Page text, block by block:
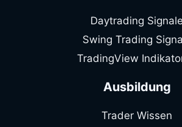
Daytrading Signale
Swing Trading
TradingView
Ausbildung
Trader Wissen